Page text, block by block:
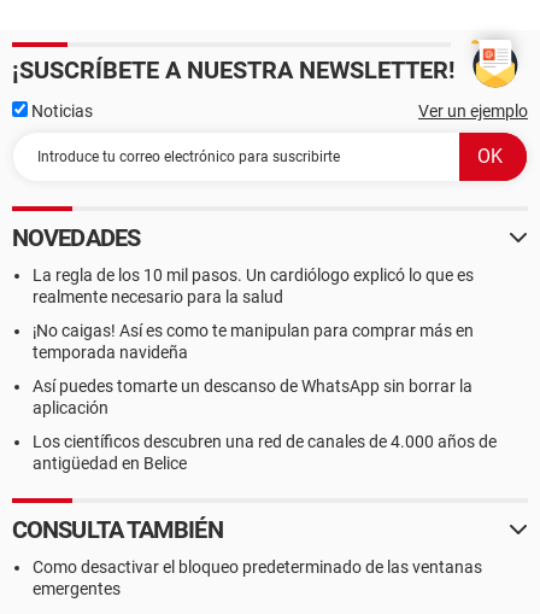
¡SUSCRÍBETE A NUESTRA NEWSLETTER!
Noticias Ver un ejemplo
NOVEDADES
La regla de los 10 mil pasos. Un cardiólogo explicó lo que es
realmente necesario para la salud
¡No caigas! Así es como te manipulan para comprar más en
temporada navideña
Así puedes tomarte un descanso de WhatsApp sin borrar la
aplicación
Los científicos descubren una red de canales de 4.000 años de
antigüedad en Belice
CONSULTA TAMBIÉN
Como desactivar el bloqueo predeterminado de las ventanas
emergentes